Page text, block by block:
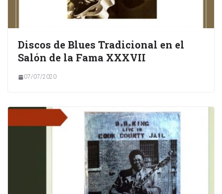
Discos de Blues Tradicional en el
Salón de la Fama XXXVII
07/07/2020